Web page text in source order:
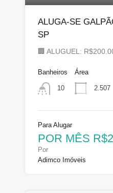
ALUGA-SE
SP
🏢 ALUGUEL:
Banheiros
10
Área
2.507
Para Alugar
POR MÊS
Por
Adimco Imóveis